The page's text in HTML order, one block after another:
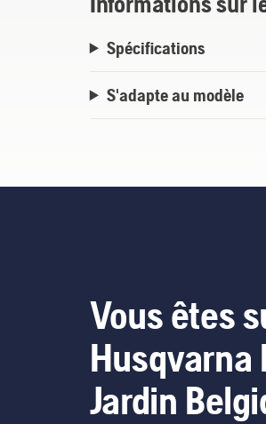
Spécifications
S'adapte au modèle
Vous êtes
Husqvarna
Jardin